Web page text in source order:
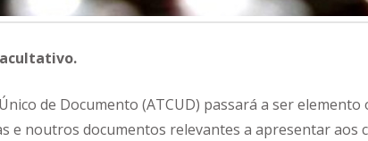
de Documento (ATCUD) passará a ser
e noutros documentos relevantes a apresentar aos